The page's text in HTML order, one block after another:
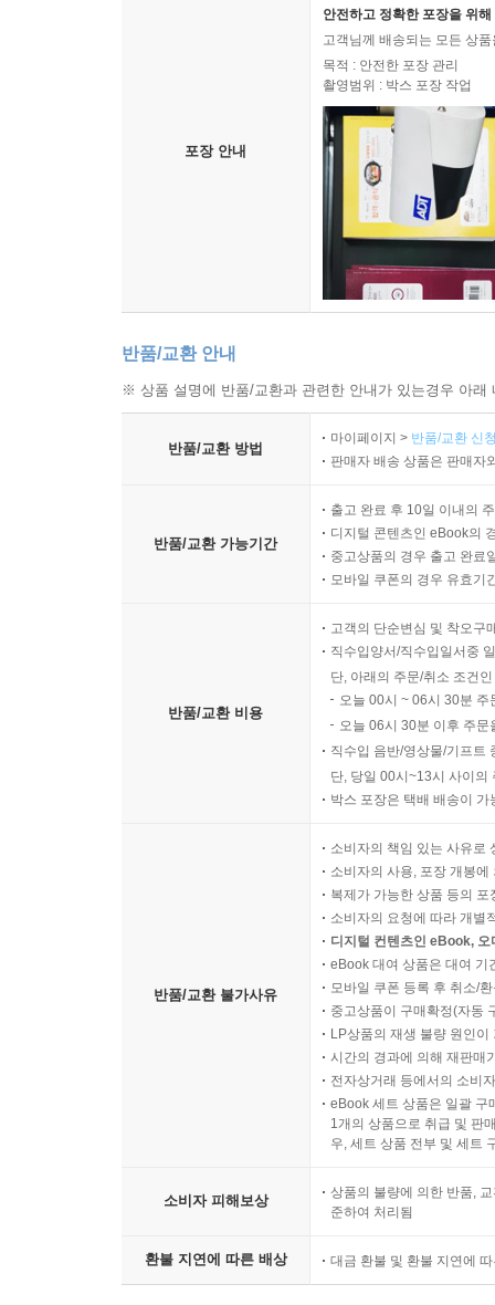
흐르고 넘쳐 자본주의 미디어에 포획된 프롤레타
하나였다. 이 같은 ‘문화적 기업가’ 활동 역시 그
비관적이지 않고 부정적인 마크 피셔의 글들
그것들이 우리에게 가져다주는 기쁨과 도전을 마
마크 피셔는 블로그, 저서, 각종 개입을 통해
비판이라는 더욱 포괄적인 기획과 다시금 단단
빌려 왔지만 단순히 이들을 답습하기보다는 대화
완전히 내재해 있었다”(오언 해설리). 당시로서
“자신이 응답 중인 대상보다 더욱 흥미로운”(앤
일각에서는 『자본주의 리얼리즘』을 비롯해
묘사하길 즐겼다. “현재의 조건을 무화하는
이유로 말이다. 그는 이런 부정성을 발사하는 작
판단하면, 과대 평가라는 눈초리를 감수하며, 자
발견했을 때 느낀 환희를 표출하고 싶어 했고, 자
글을 읽게 되는 것도, 무언가에 참여하고 있으며
강렬함 때문일 것이다. 그렇기에 피셔 읽기는 우
마크 피셔는 한 잉글랜드 소도시의 보수적인 노
감각에 시달렸다. 대학에 진학해 박사 학위까지
노동하며 살아가는 데 적합하지 않다는 생각이
해부한 작품들(마거릿 애트우드의 『고양이 눈
바턴』 같은) 덕분에 스스로를 분석하고 현실
포괄적인 사회적, 문화적, 계급적 배경과의 연결
현재의 폭정에 맞서 잃어버린 미래를 기억하고자
포장 안내
안전하고 정확한 포장을 위
고객님께 배송되는 모든 상
목적 : 안전한 포장 관리
촬영범위 : 박스 포장 작업
반품/교환 안내
※ 상품 설명에 반품/교환과 관련한 안내가 있는경우 아
반품/교환 방법
마이페이지 > 반품/교환 신
판매자 배송 상품은 판매자
반품/교환 가능기간
출고 완료 후 10일 이내의
디지털 콘텐츠인 eBook의
중고상품의 경우 출고 완료
모바일 쿠폰의 경우 유효기
반품/교환 비용
고객의 단순변심 및 착오구
직수입양서/직수입일서중
단, 아래의 주문/취소 조건
오늘 00시 ~ 06시 30분
오늘 06시 30분 이후 주
직수입 음반/영상물/기프트
단, 당일 00시~13시 사이의
박스 포장은 택배 배송이
반품/교환 불가사유
소비자의 책임 있는 사유로
소비자의 사용, 포장 개봉
복제가 가능한 상품 등의
소비자의 요청에 따라 개별
디지털 컨텐츠인 eBook,
eBook 대여 상품은 대여 기
모바일 쿠폰 등록 후 취소/
중고상품이 구매확정(자동
LP상품의 재생 불량 원인
시간의 경과에 의해 재판매
전자상거래 등에서의 소비
eBook 세트 상품은 일괄 구
1개의 상품으로 취급 및 판
우, 세트 상품 전부 및 세트
소비자 피해보상
상품의 불량에 의한 반품,
준하여 처리됨
환불 지연에 따른 배상 대금 환불 및 환불 지연에